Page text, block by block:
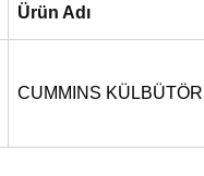
Ürün Adı
CUMMINS